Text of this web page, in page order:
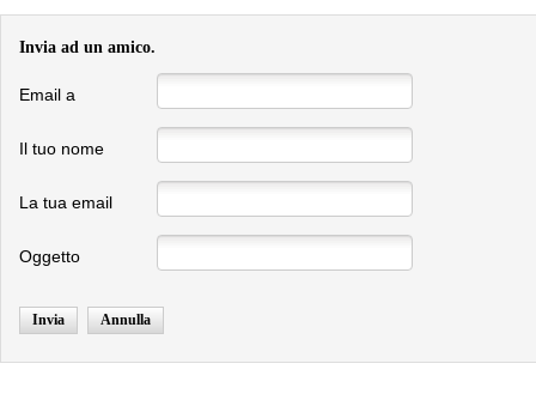
Invia ad un amico.
Email a
Il tuo nome
La tua email
Oggetto
Invia Annulla